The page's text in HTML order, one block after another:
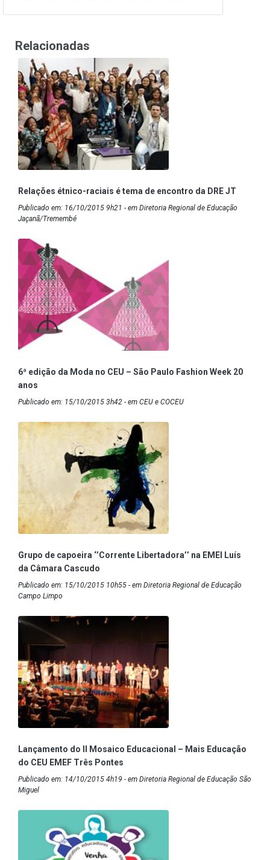
Relacionadas
Relações étnico-raciais é tema de encontro da DRE JT
Publicado em: 16/10/2015 9h21 - em Diretoria Regional de Educação
Jaçanã/Tremembé
6ª edição da Moda no CEU – São Paulo Fashion Week 20
anos
Publicado em: 15/10/2015 3h42 - em CEU e COCEU
Grupo de capoeira ‘’Corrente Libertadora’’ na EMEI Luís
da Câmara Cascudo
Publicado em: 15/10/2015 10h55 - em Diretoria Regional de Educação
Campo Limpo
Lançamento do II Mosaico Educacional – Mais Educação
do CEU EMEF Três Pontes
Publicado em: 14/10/2015 4h19 - em Diretoria Regional de Educação São
Miguel